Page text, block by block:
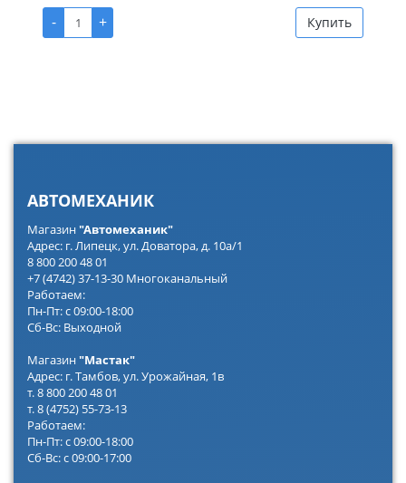
-
+ Купить
АВТОМЕХАНИК
Магазин"Автомеханик"
Адрес: г. Липецк, ул. Доватора, д. 10а/1
8 800 200 48 01
+7 (4742) 37-13-30 Многоканальный
Работаем:
Пн-Пт: с 09:00-18:00
Сб-Вс: Выходной
Магазин"Мастак"
Адрес: г. Тамбов, ул. Урожайная, 1в
т. 8 800 200 48 01
т. 8 (4752) 55-73-13
Работаем:
Пн-Пт: с 09:00-18:00
Сб-Вс: с 09:00-17:00